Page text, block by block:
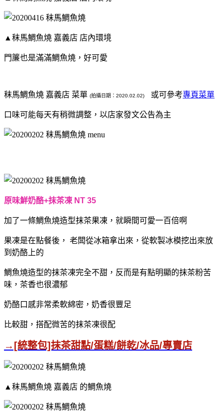
▲秣馬鯛魚燒 嘉義店 店內環境
門簾也是滿滿鯛魚燒，好可愛
秣馬鯛魚燒 嘉義店 菜單 (拍攝日期：2020.02.02) 或可參考專頁菜單
口味可能每天有稍微調整，以店家發文公告為主
原味鮮奶酪+抹茶凍 NT 35
加了一條鯛魚燒造型抹茶果凍，就瞬間可愛一百倍啊
果凍是在點餐後， 老闆從冰箱拿出來，從軟製冰模挖出來放
到奶酪上的
鯛魚燒造型的抹茶凍完全不甜，反而是有點明顯的抹茶粉苦
味，茶香也很濃郁
奶酪口感非常柔軟綿密，奶香很豐足
比較甜，搭配微苦的抹茶凍很配
→[統整包]抹茶甜點/蛋糕/餅乾/冰品/專賣店
▲秣馬鯛魚燒 嘉義店 的鯛魚燒